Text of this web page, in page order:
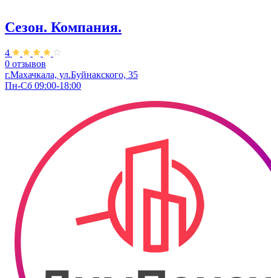
Сезон. Компания.
4
0 отзывов
г.Махачкала, ул.Буйнакского, 35
Пн-Сб 09:00-18:00